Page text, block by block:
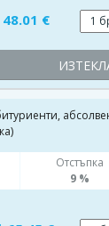
€
Отстъпка
9 %